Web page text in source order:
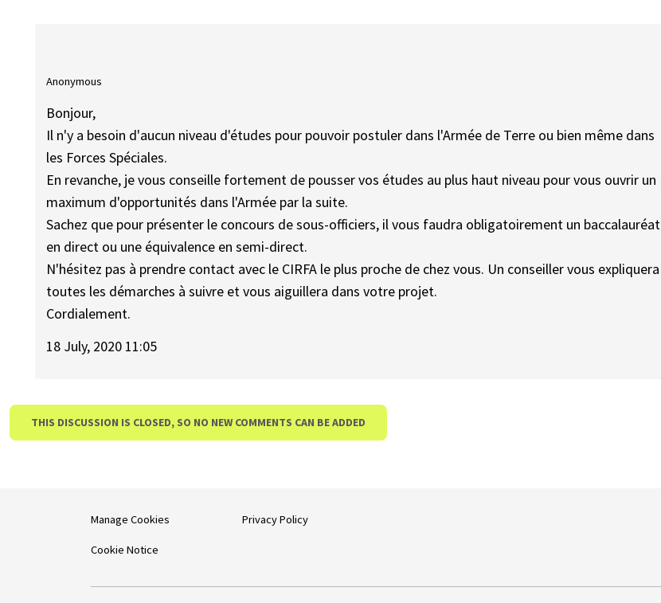
Anonymous
Bonjour,
Il n'y a besoin d'aucun niveau d'études pour pouvoir postuler dans l'Armée de Terre ou bien même dans
les Forces Spéciales.
En revanche, je vous conseille fortement de pousser vos études au plus haut niveau pour vous ouvrir un
maximum d'opportunités dans l'Armée par la suite.
Sachez que pour présenter le concours de sous-officiers, il vous faudra obligatoirement un baccalauréat
en direct ou une équivalence en semi-direct.
N'hésitez pas à prendre contact avec le CIRFA le plus proche de chez vous. Un conseiller vous expliquera
toutes les démarches à suivre et vous aiguillera dans votre projet.
Cordialement.
18 July, 2020 11:05
THIS DISCUSSION IS CLOSED, SO NO NEW COMMENTS CAN BE ADDED
Manage Cookies
Cookie Notice
Privacy Policy